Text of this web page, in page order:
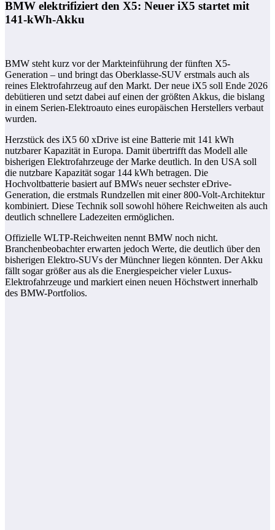
BMW elektrifiziert den X5: Neuer iX5 startet mit
141-kWh-Akku
BMW steht kurz vor der Markteinführung der fünften X5-
Generation – und bringt das Oberklasse-SUV erstmals auch als
reines Elektrofahrzeug auf den Markt. Der neue iX5 soll Ende 2026
debütieren und setzt dabei auf einen der größten Akkus, die bislang
in einem Serien-Elektroauto eines europäischen Herstellers verbaut
wurden.
Herzstück des iX5 60 xDrive ist eine Batterie mit 141 kWh
nutzbarer Kapazität in Europa. Damit übertrifft das Modell alle
bisherigen Elektrofahrzeuge der Marke deutlich. In den USA soll
die nutzbare Kapazität sogar 144 kWh betragen. Die
Hochvoltbatterie basiert auf BMWs neuer sechster eDrive-
Generation, die erstmals Rundzellen mit einer 800-Volt-Architektur
kombiniert. Diese Technik soll sowohl höhere Reichweiten als auch
deutlich schnellere Ladezeiten ermöglichen.
Offizielle WLTP-Reichweiten nennt BMW noch nicht.
Branchenbeobachter erwarten jedoch Werte, die deutlich über den
bisherigen Elektro-SUVs der Münchner liegen könnten. Der Akku
fällt sogar größer aus als die Energiespeicher vieler Luxus-
Elektrofahrzeuge und markiert einen neuen Höchstwert innerhalb
des BMW-Portfolios.